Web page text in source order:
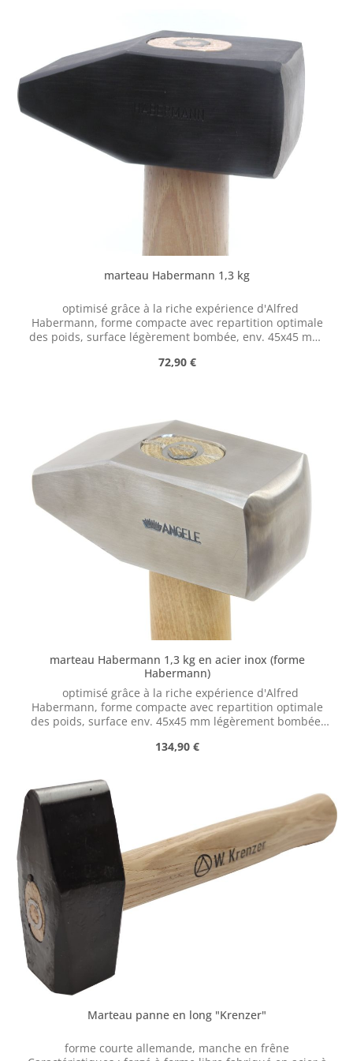
finement meulés sur l'ailette et la face. Le manche en
robinier robuste tient très bien dans la main et est calé
avec une cale en fer pour une prise sûre.
Caractéristiques: forme ergonomique bonne répartition
du poids individuellement, forgé à la main forgé à forme
libre acier à outils de haute qualité trempé et revenu
sélectif deux fois piste/aileron dur maison douce manche
marteau Habermann 1,3 kg
optimisé grâce à la riche expérience d'Alfred
Habermann, forme compacte avec repartition optimale
des poids, surface légèrement bombée, env. 45x45 mm,
courte et fin en bois robinier
Prix régulier :
72,90 €
marteau Habermann 1,3 kg en acier inox (forme
Habermann)
optimisé grâce à la riche expérience d'Alfred
Habermann, forme compacte avec repartition optimale
des poids, surface env. 45x45 mm légèrement bombée,
Prix régulier :
134,90 €
Marteau panne en long "Krenzer"
forme courte allemande, manche en frêne